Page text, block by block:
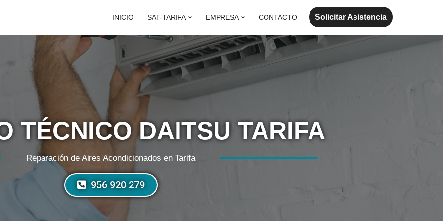
INICIO SAT-TARIFA EMPRESA CONTACTO Solicitar Asistencia
TÉCNICO DAITSU TARIFA
Reparación de Aires Acondicionados en Tarifa
956 920 279